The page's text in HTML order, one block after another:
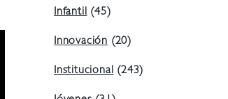
Infantil(45)
Innovación (20)
Institucional(243)